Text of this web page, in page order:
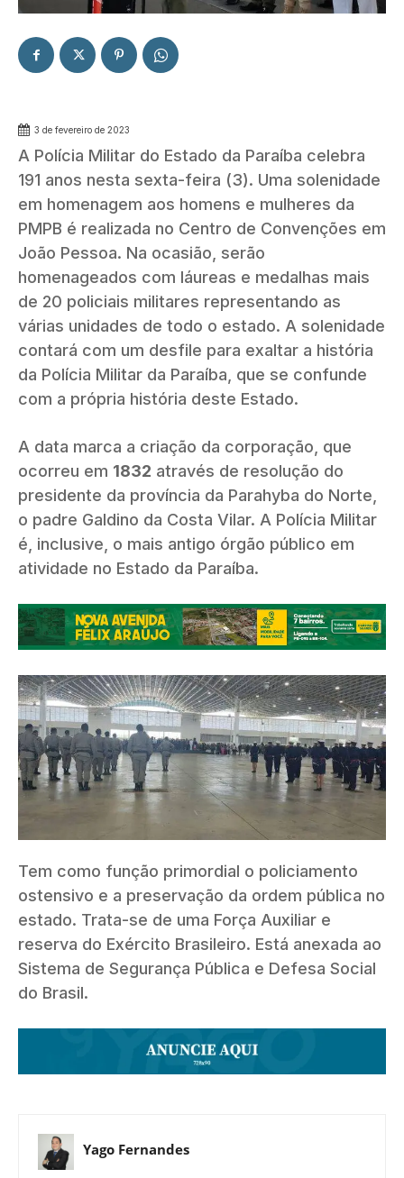
3 de fevereiro de 2023
A Polícia Militar do Estado da Paraíba celebra
191 anos nesta sexta-feira (3). Uma solenidade
em homenagem aos homens e mulheres da
PMPB é realizada no Centro de Convenções em
João Pessoa. Na ocasião, serão
homenageados com láureas e medalhas mais
de 20 policiais militares representando as
várias unidades de todo o estado. A solenidade
contará com um desfile para exaltar a história
da Polícia Militar da Paraíba, que se confunde
com a própria história deste Estado.
A data marca a criação da corporação, que
ocorreu em 1832 através de resolução do
presidente da província da Parahyba do Norte,
o padre Galdino da Costa Vilar. A Polícia Militar
é, inclusive, o mais antigo órgão público em
atividade no Estado da Paraíba.
Tem como função primordial o policiamento
ostensivo e a preservação da ordem pública no
estado. Trata-se de uma Força Auxiliar e
reserva do Exército Brasileiro. Está anexada ao
Sistema de Segurança Pública e Defesa Social
do Brasil.
Yago Fernandes